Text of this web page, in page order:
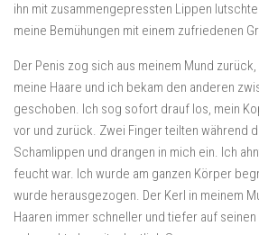
ihn mit zusammengepressten Lippen
meine Bemühungen mit einem zufriedenen
Der Penis zog sich aus meinem Mund
meine Haare und ich bekam den anderen
geschoben. Ich sog sofort drauf los, mein
vor und zurück. Zwei Finger teilten während
Schamlippen und drangen in mich ein. Ich
feucht war. Ich wurde am ganzen Körper
wurde herausgezogen. Der Kerl in meinem
Haaren immer schneller und tiefer auf